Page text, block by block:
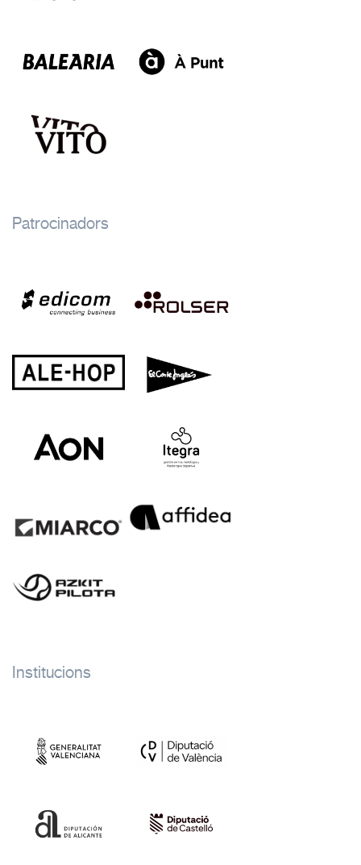
Patrocinadors
Institucions